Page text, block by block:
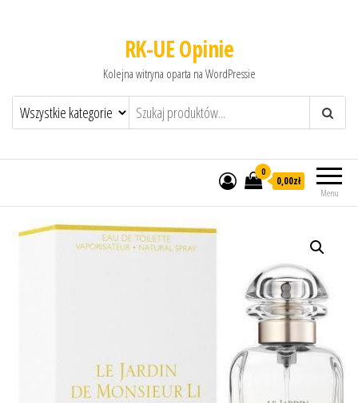
RK-UE Opinie
Kolejna witryna oparta na WordPressie
Menu
0
0,00zł